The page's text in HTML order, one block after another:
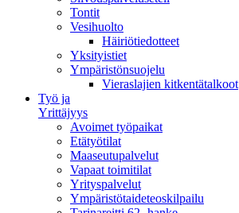
Tontit
Vesihuolto
Häiriötiedotteet
Yksityistiet
Ympäristönsuojelu
Vieraslajien kitkentätalkoot
Työ ja
Yrittäjyys
Avoimet työpaikat
Etätyötilat
Maaseutupalvelut
Vapaat toimitilat
Yrityspalvelut
Ympäristötaideteoskilpailu